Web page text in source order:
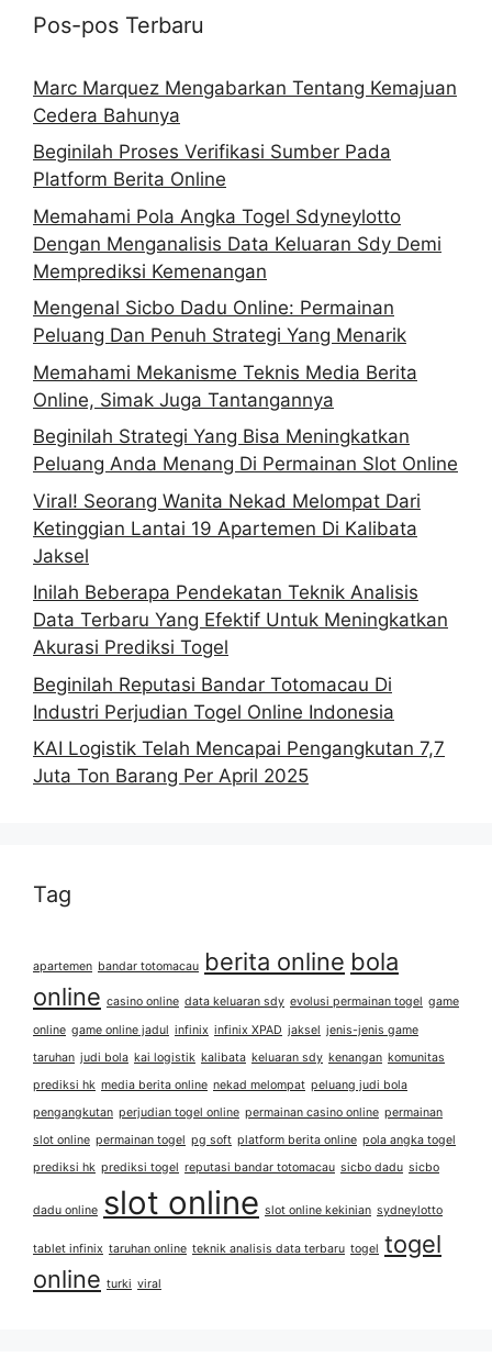
Pos-pos Terbaru
Marc Marquez Mengabarkan Tentang Kemajuan
Cedera Bahunya
Beginilah Proses Verifikasi Sumber Pada
Platform Berita Online
Memahami Pola Angka Togel Sdyneylotto
Dengan Menganalisis Data Keluaran Sdy Demi
Memprediksi Kemenangan
Mengenal Sicbo Dadu Online: Permainan
Peluang Dan Penuh Strategi Yang Menarik
Memahami Mekanisme Teknis Media Berita
Online, Simak Juga Tantangannya
Beginilah Strategi Yang Bisa Meningkatkan
Peluang Anda Menang Di Permainan Slot Online
Viral! Seorang Wanita Nekad Melompat Dari
Ketinggian Lantai 19 Apartemen Di Kalibata
Jaksel
Inilah Beberapa Pendekatan Teknik Analisis
Data Terbaru Yang Efektif Untuk Meningkatkan
Akurasi Prediksi Togel
Beginilah Reputasi Bandar Totomacau Di
Industri Perjudian Togel Online Indonesia
KAI Logistik Telah Mencapai Pengangkutan 7,7
Juta Ton Barang Per April 2025
Tag
apartemen bandar totomacau berita online bola
online casino online data keluaran sdy evolusi permainan togel game
online game online jadul infinix infinix XPAD jaksel jenis-jenis game
taruhan judi bola kai logistik kalibata keluaran sdy kenangan komunitas
prediksi hk media berita online nekad melompat peluang judi bola
pengangkutan perjudian togel online permainan casino online permainan
slot online permainan togel pg soft platform berita online pola angka togel
prediksi hk prediksi togel reputasi bandar totomacau sicbo dadu sicbo
dadu online slot online slot online kekinian sydneylotto
tablet infinix taruhan online teknik analisis data terbaru togel togel
online turki viral